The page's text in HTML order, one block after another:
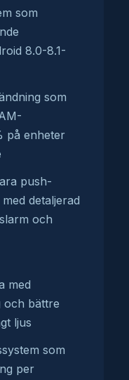
som
8.0-8.1-
som
på enheter
push-
detaljerad
och
med
och bättre
ljus
som
per